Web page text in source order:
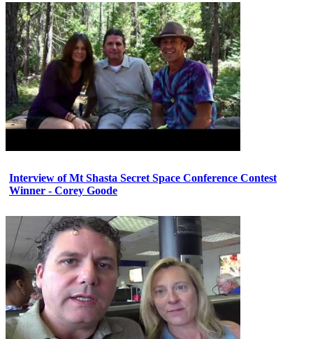
Interview of Mt Shasta Secret Space Conference Contest
Winner - Corey Goode